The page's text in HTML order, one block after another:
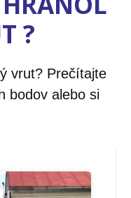
?
vrut? Prečítajte
bodov alebo si